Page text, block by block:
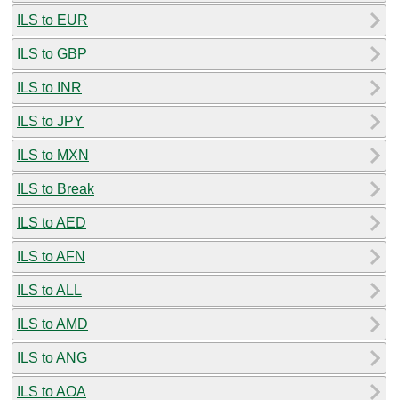
ILS to EUR
ILS to GBP
ILS to INR
ILS to JPY
ILS to MXN
ILS to Break
ILS to AED
ILS to AFN
ILS to ALL
ILS to AMD
ILS to ANG
ILS to AOA